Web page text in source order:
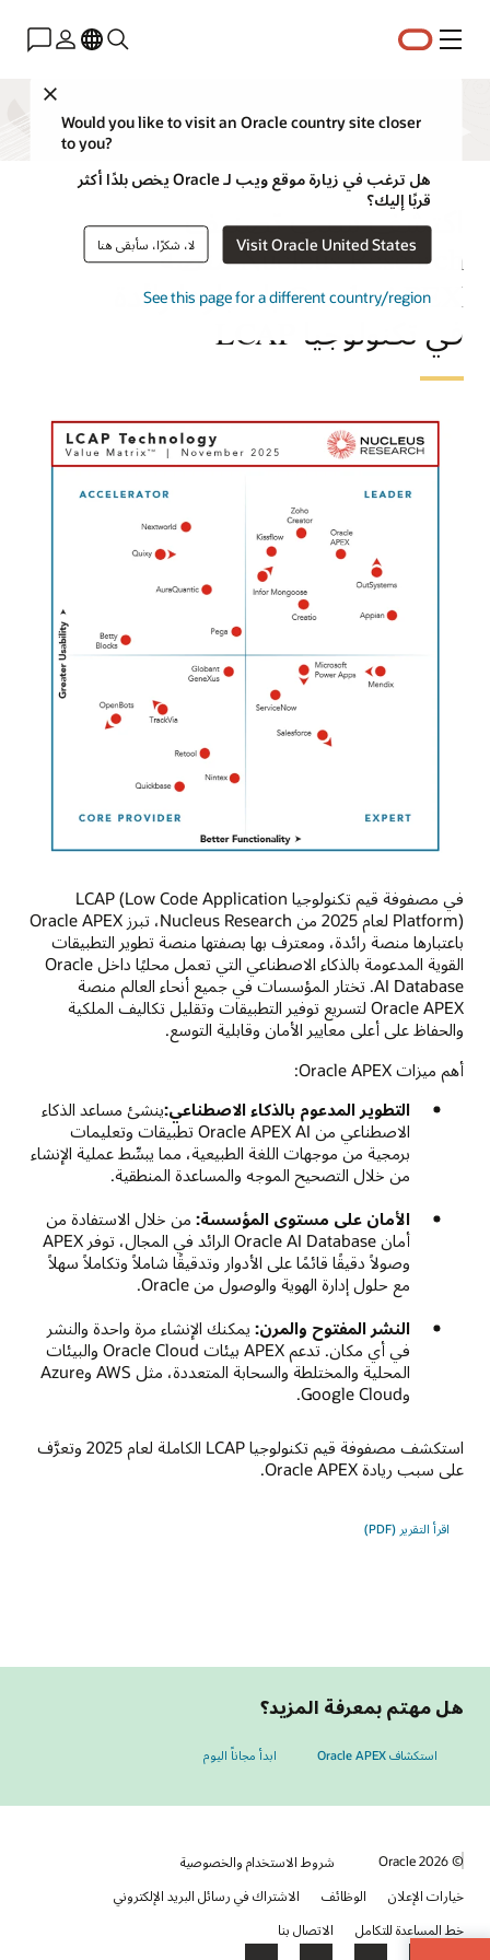
القائمة
Would you like to visit an Oracle country site closer
to you?
هل ترغب في زيارة موقع ويب لـ Oracle يخص بلدًا أكثر
قربًا إليك؟
Visit Oracle United States لا، شكرًا، سأبقى هنا
See this page for a different country/region
اكتشف سبب تصنيف
Nucleus Research منصة
Oracle APEX باعتبارها رائدة
في تكنولوجيا LCAP
في مصفوفة قيم تكنولوجيا LCAP (Low Code Application
Platform) لعام 2025 من Nucleus Research، تبرز Oracle APEX
باعتبارها منصة رائدة، ومعترف بها بصفتها منصة تطوير التطبيقات
القوية المدعومة بالذكاء الاصطناعي التي تعمل محليًا داخل Oracle
AI Database. تختار المؤسسات في جميع أنحاء العالم منصة
Oracle APEX لتسريع توفير التطبيقات وتقليل تكاليف الملكية
والحفاظ على أعلى معايير الأمان وقابلية التوسع.
أهم ميزات Oracle APEX:
التطوير المدعوم بالذكاء الاصطناعي:ينشئ مساعد الذكاء
الاصطناعي من Oracle APEX AI تطبيقات وتعليمات
برمجية من موجهات اللغة الطبيعية، مما يبسِّط عملية الإنشاء
من خلال التصحيح الموجه والمساعدة المنطقية.
الأمان على مستوى المؤسسة: من خلال الاستفادة من
أمان Oracle AI Database الرائد في المجال، توفر APEX
وصولاً دقيقًا قائمًا على الأدوار وتدقيقًا شاملاً وتكاملاً سهلاً
مع حلول إدارة الهوية والوصول من Oracle.
النشر المفتوح والمرن: يمكنك الإنشاء مرة واحدة والنشر
في أي مكان. تدعم APEX بيئات Oracle Cloud والبيئات
المحلية والمختلطة والسحابة المتعددة، مثل AWS وAzure
وGoogle Cloud.
استكشف مصفوفة قيم تكنولوجيا LCAP الكاملة لعام 2025 وتعرَّف
على سبب ريادة Oracle APEX.
اقرأ التقرير ‏(PDF)
هل مهتم بمعرفة المزيد؟
استكشاف Oracle APEX ابدأ مجاناً اليوم
© 2026 Oracle
شروط الاستخدام والخصوصية
خيارات الإعلان
الوظائف
الاشتراك في رسائل البريد الإلكتروني
خط المساعدة للتكامل
الاتصال بنا